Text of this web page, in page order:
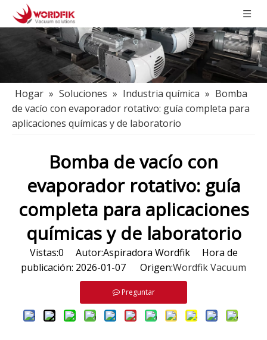
Hogar » Soluciones » Industria química » Bomba
de vacío con evaporador rotativo: guía completa para
aplicaciones químicas y de laboratorio
Bomba de vacío con
evaporador rotativo: guía
completa para aplicaciones
químicas y de laboratorio
Vistas:0 Autor:Aspiradora Wordfik Hora de
publicación: 2026-01-07 Origen:Wordfik Vacuum
Preguntar